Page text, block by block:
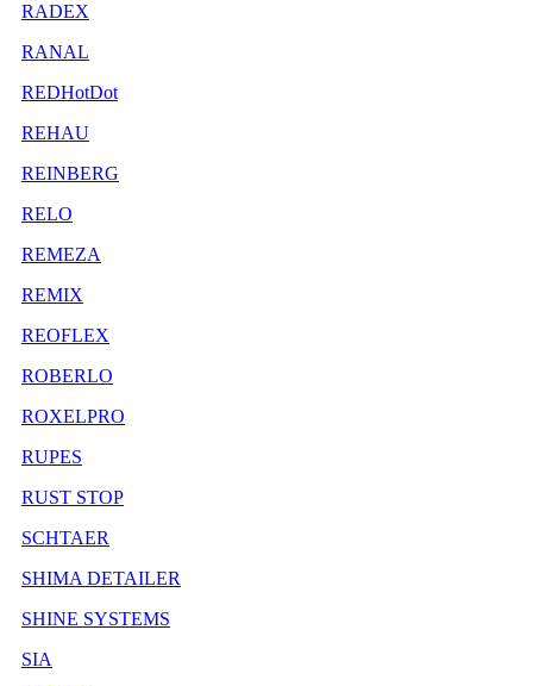
RADEX
RANAL
REDHotDot
REHAU
REINBERG
RELO
REMEZA
REMIX
REOFLEX
ROBERLO
ROXELPRO
RUPES
RUST STOP
SCHTAER
SHIMA DETAILER
SHINE SYSTEMS
SIA